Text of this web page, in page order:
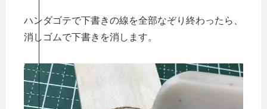
ハンダゴテで下書きの線を全部なぞり終わったら、
消しゴムで下書きを消します。